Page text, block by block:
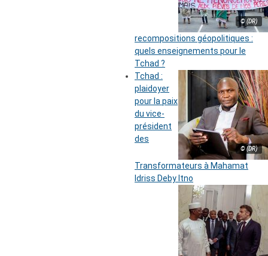
© (DR)
recompositions géopolitiques :
quels enseignements pour le
Tchad ?
© (DR)
Tchad :
plaidoyer
pour la paix
du vice-
président
des
Transformateurs à Mahamat
Idriss Deby Itno